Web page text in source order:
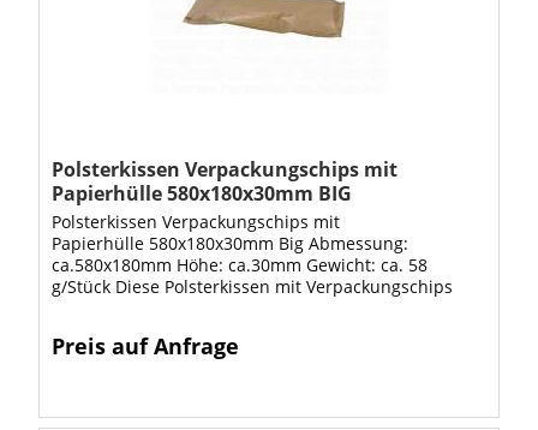
Polsterkissen Verpackungschips mit
Papierhülle 580x180x30mm BIG
Polsterkissen Verpackungschips mit
Papierhülle 580x180x30mm Big Abmessung:
ca.580x180mm Höhe: ca.30mm Gewicht: ca. 58
g/Stück Diese Polsterkissen mit Verpackungschips
Preis auf Anfrage